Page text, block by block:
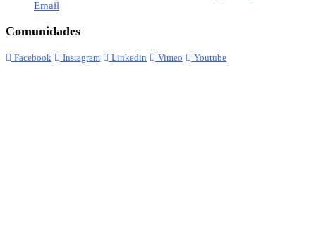
Email
Comunidades
Facebook Instagram Linkedin Vimeo Youtube